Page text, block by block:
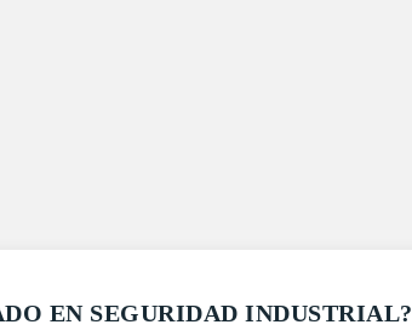
EN SEGURIDAD INDUSTRIAL?